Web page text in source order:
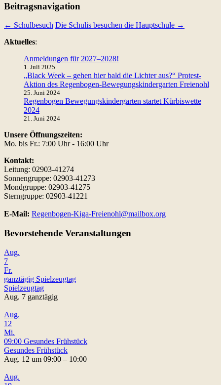
Beitragsnavigation
← Schulbesuch Die Schulis besuchen die Hauptschule →
Aktuelles:
Anmeldungen für 2027–2028!
1. Juli 2025
„Black Week – gehen hier bald die Lichter aus?“ Protest-
Aktion des Regenbogen-Bewegungskindergarten Freienohl
25. Juni 2024
Regenbogen Bewegungskindergarten startet Kürbiswette
2024
21. Juni 2024
Unsere Öffnungszeiten:
Mo. bis Fr.: 7:00 Uhr - 16:00 Uhr
Kontakt:
Leitung: 02903-41274
Sonnengruppe: 02903-41273
Mondgruppe: 02903-41275
Sterngruppe: 02903-41221
E-Mail: Regenbogen-Kiga-Freienohl@mailbox.org
Bevorstehende Veranstaltungen
Aug.
7
Fr.
ganztägig Spielzeugtag
Spielzeugtag
Aug. 7 ganztägig
Aug.
12
Mi.
09:00 Gesundes Frühstück
Gesundes Frühstück
Aug. 12 um 09:00 – 10:00
Aug.